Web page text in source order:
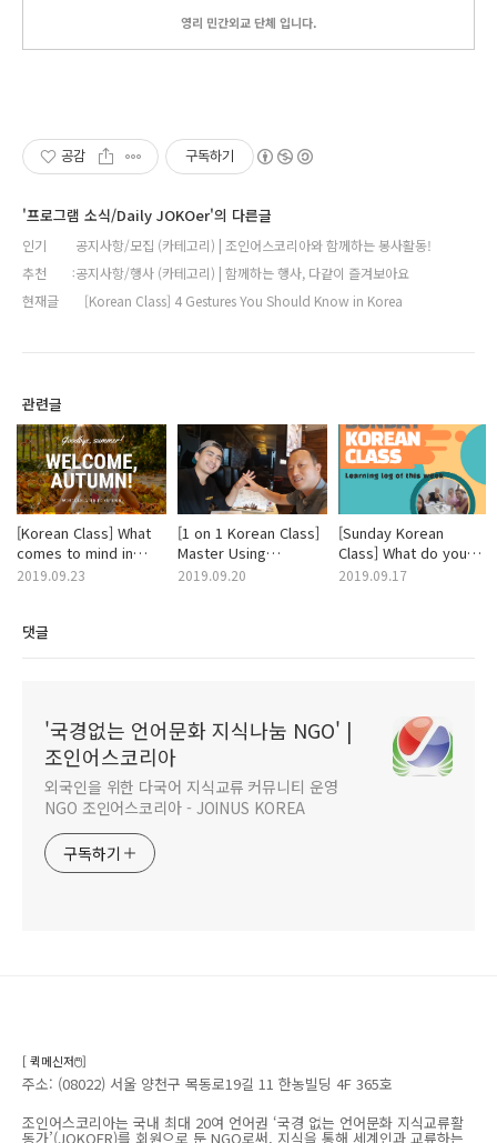
영리 민간외교 단체 입니다.
공감 구독하기
'프로그램 소식/Daily JOKOer'의 다른글
인기
공지사항/모집 (카테고리) | 조인어스코리아와 함께하는 봉사활동!
추천
공지사항/행사 (카테고리) | 함께하는 행사, 다같이 즐겨보아요
현재글
[Korean Class] 4 Gestures You Should Know in Korea
관련글
[Korean Class] What
comes to mind in
autumn?
2019.09.23
[1 on 1 Korean Class]
Master Using
Transportation by
2019.09.20
[Sunday Korean
Class] What do you
do for living?
2019.09.17
댓글
'국경없는 언어문화 지식나눔 NGO' |
조인어스코리아
외국인을 위한 다국어 지식교류 커뮤니티 운영
NGO 조인어스코리아 - JOINUS KOREA
구독하기
[ 퀵메신저🖱️]
주소: (08022) 서울 양천구 목동로19길 11 한농빌딩 4F 365호
조인어스코리아는 국내 최대 20여 언어권 ‘국경 없는 언어문화 지식교류활
동가’(JOKOER)를 회원으로 둔 NGO로써, 지식을 통해 세계인과 교류하는